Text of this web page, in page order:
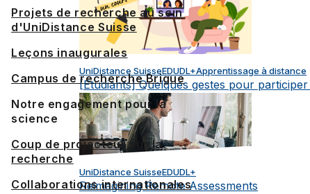
Projets de recherche au sein
d'UniDistance Suisse
Leçons inaugurales
Campus de recherche Brigue
Notre engagement pour la
science
Coup de projecteur sur la
recherche
Collaborations internationales
UniDistance SuisseEDUDL+Apprentissage à distance
[Etudiants] Quelques gestes pour
UniDistance SuisseEDUDL+
Reimagining Remote Assessments